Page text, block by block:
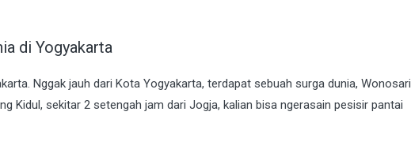
di Yogyakarta
Nggak jauh dari Kota Yogyakarta, terdapat sebuah surga dunia, Wonosari
Kidul, sekitar 2 setengah jam dari Jogja, kalian bisa ngerasain pesisir pantai